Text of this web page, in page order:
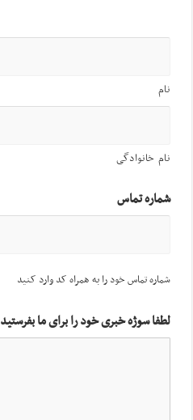
نام
نام خانوادگی
شماره تماس
شماره تماس خود را به همراه کد وارد کنید
لطفا سوژه خبری خود را برای ما بفرستید